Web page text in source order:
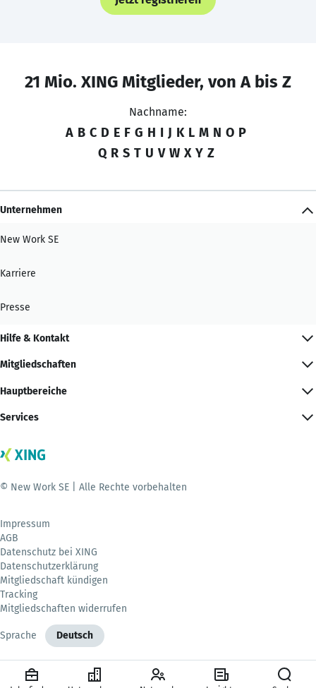
21 Mio. XING Mitglieder, von A bis Z
Nachname:
A B C D E F G H I J K L M N O P
Q R S T U V W X Y Z
Unternehmen
New Work SE
Karriere
Presse
Hilfe & Kontakt
Mitgliedschaften
Hauptbereiche
Services
© New Work SE | Alle Rechte vorbehalten
Impressum
AGB
Datenschutz bei XING
Datenschutzerklärung
Mitgliedschaft kündigen
Tracking
Mitgliedschaften widerrufen
Sprache Deutsch